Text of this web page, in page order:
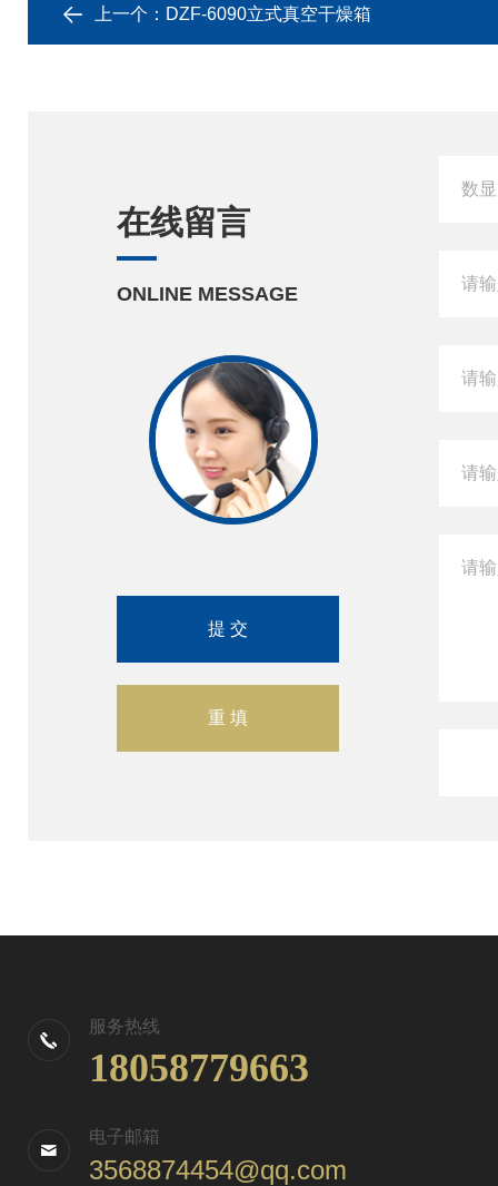
上一个： DZF-6090立式真空干燥箱
在线留言
ONLINE MESSAGE
服务热线
18058779663
电子邮箱
3568874454@qq.com